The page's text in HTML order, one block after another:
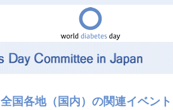
全国各地（国内）の関連イベント